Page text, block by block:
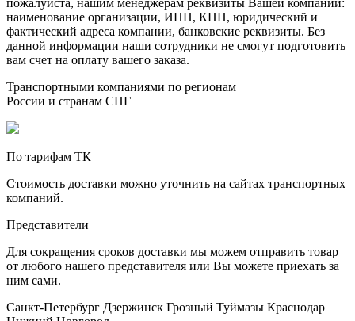
пожалуйста, нашим менеджерам реквизиты Вашей компании:
наименование организации, ИНН, КПП, юридический и
фактический адреса компании, банковские реквизиты. Без
данной информации наши сотрудники не смогут подготовить
вам счет на оплату вашего заказа.
Транспортными компаниями по регионам
России и странам СНГ
По тарифам ТК
Стоимость доставки можно уточнить на сайтах транспортных
компаний.
Представители
Для сокращения сроков доставки мы можем отправить товар
от любого нашего представителя или Вы можете приехать за
ним сами.
Санкт-Петербург Дзержинск Грозный Туймазы Краснодар